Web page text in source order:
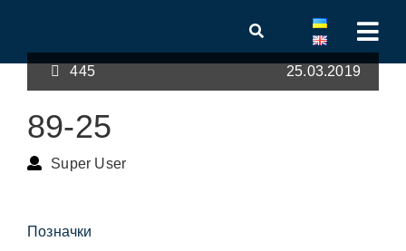
445 25.03.2019
89-25
Super User
Позначки